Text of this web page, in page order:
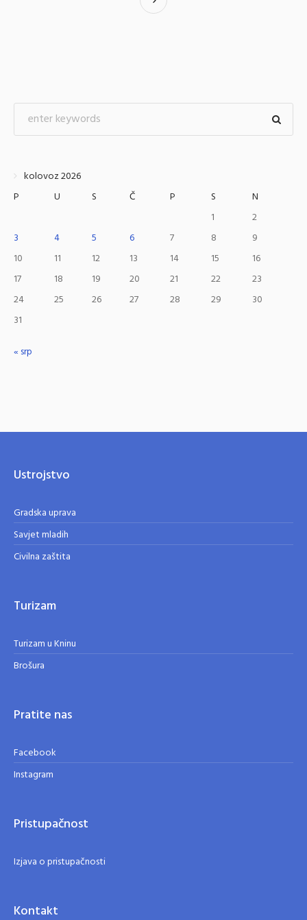
kolovoz 2026
P
U S Č P S
N
1
2
3
4 5 6 7 8
9
10
11 12 13 14 15
16
17
18 19 20 21 22
23
24
25 26 27 28 29
30
31
« srp
Ustrojstvo
Gradska uprava
Savjet mladih
Civilna zaštita
Turizam
Turizam u Kninu
Brošura
Pratite nas
Facebook
Instagram
Pristupačnost
Izjava o pristupačnosti
Kontakt